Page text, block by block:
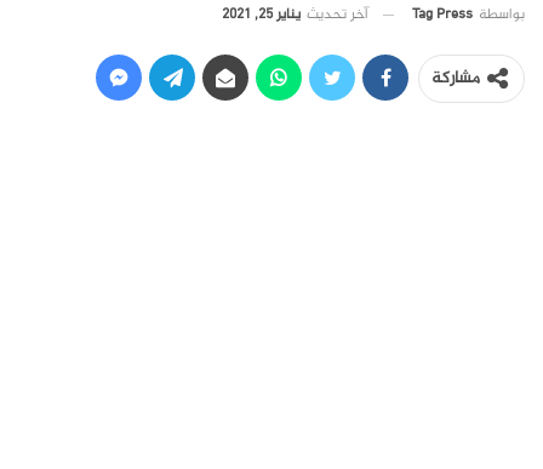
بواسطة Tag Press آخر تحديث يناير 25, 2021
مشاركة